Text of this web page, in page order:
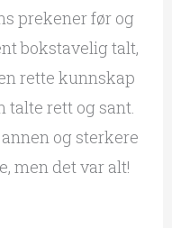
prekener før og
bokstavelig talt,
rette kunnskap
talte rett og sant.
og sterkere
men det var alt!